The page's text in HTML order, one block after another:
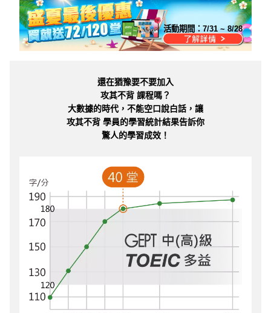
活動期間：7/31 ~ 8/28
還在猶豫要不要加入
攻其不背 課程嗎？
大數據的時代，不能空口說白話，讓
攻其不背 學員的學習統計結果告訴你
驚人的學習成效！